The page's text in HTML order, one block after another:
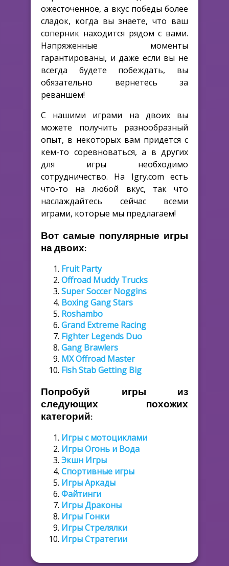
ожесточенное, а вкус победы более
сладок, когда вы знаете, что ваш
соперник находится рядом с вами.
Напряженные моменты
гарантированы, и даже если вы не
всегда будете побеждать, вы
обязательно вернетесь за
реваншем!
С нашими играми на двоих вы
можете получить разнообразный
опыт, в некоторых вам придется с
кем-то соревноваться, а в других
для игры необходимо
сотрудничество. На Igry.com есть
что-то на любой вкус, так что
наслаждайтесь сейчас всеми
играми, которые мы предлагаем!
Вот самые популярные игры
на двоих:
Fruit Party
Offroad Muddy Trucks
Super Soccer Noggins
Boxing Gang Stars
Roshambo
Grand Extreme Racing
Fighter Legends Duo
Gang Brawlers
MX Offroad Master
Fish Stab Getting Big
Попробуй игры из
следующих похожих
категорий:
Игры с мотоциклами
Игры Огонь и Вода
Экшн Игры
Спортивные игры
Игры Аркады
Файтинги
Игры Драконы
Игры Гонки
Игры Стрелялки
Игры Стратегии